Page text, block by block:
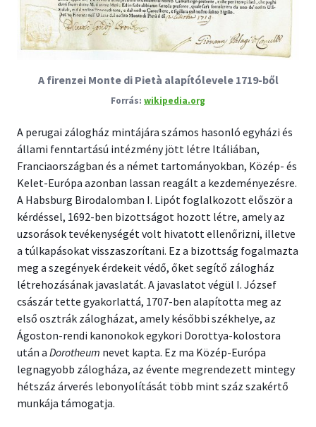
A firenzei Monte di Pietà alapítólevele 1719-ből
wikipedia.org
A perugai zálogház mintájára számos hasonló egyházi és
állami fenntartású intézmény jött létre Itáliában,
Franciaországban és a német tartományokban, Közép- és
Kelet-Európa azonban lassan reagált a kezdeményezésre.
A Habsburg Birodalomban I. Lipót foglalkozott először a
kérdéssel, 1692-ben bizottságot hozott létre, amely az
uzsorások tevékenységét volt hivatott ellenőrizni, illetve
a túlkapásokat visszaszorítani. Ez a bizottság fogalmazta
meg a szegények érdekeit védő, őket segítő zálogház
létrehozásának javaslatát. A javaslatot végül I. József
császár tette gyakorlattá, 1707-ben alapította meg az
első osztrák zálogházat, amely későbbi székhelye, az
Ágoston-rendi kanonokok egykori Dorottya-kolostora
után a Dorotheum nevet kapta. Ez ma Közép-Európa
legnagyobb zálogháza, az évente megrendezett mintegy
hétszáz árverés lebonyolítását több mint száz szakértő
munkája támogatja.